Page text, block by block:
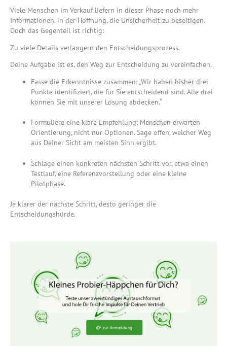
Viele Menschen im Verkauf liefern in dieser Phase noch mehr
Informationen. in der Hoffnung, die Unsicherheit zu beseitigen.
Doch das Gegenteil ist richtig:
Zu viele Details verlängern den Entscheidungsprozess.
Deine Aufgabe ist es, den Weg zur Entscheidung zu vereinfachen.
Fasse die Erkenntnisse zusammen: „Wir haben bisher drei
Punkte identifiziert, die für Sie entscheidend sind. Alle drei
können Sie mit unserer Lösung abdecken.“
Formuliere eine klare Empfehlung: Menschen erwarten
Orientierung, nicht nur Optionen. Sage offen, welcher Weg
aus Deiner Sicht am meisten Sinn ergibt.
Schlage einen konkreten nächsten Schritt vor, etwa einen
Testlauf, eine Referenzvorstellung oder eine kleine
Pilotphase.
Je klarer der nächste Schritt, desto geringer die
Entscheidungshürde.